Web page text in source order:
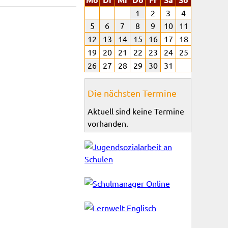
1 2 3
4
5
6 7 8 9 10
11
12
13 14 15 16 17
18
19
20 21 22 23 24
25
26
27 28 29 30 31
Die nächsten Termine
Aktuell sind keine Termine
vorhanden.